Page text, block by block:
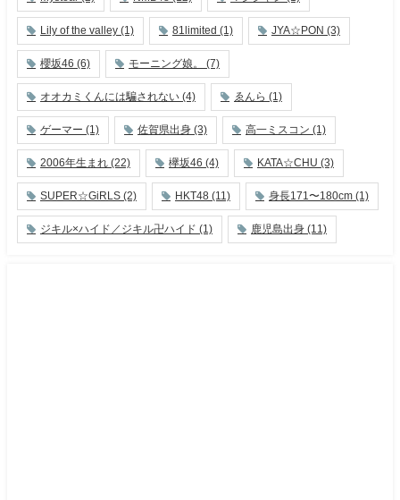
Lily of the valley (1) 81limited (1) JYA☆PON (3)
櫻坂46 (6) モーニング娘。 (7)
オオカミくんには騙されない (4) ゑんら (1)
ゲーマー (1) 佐賀県出身 (3) 高一ミスコン (1)
2006年生まれ (22) 欅坂46 (4) KATA☆CHU (3)
SUPER☆GiRLS (2) HKT48 (11) 身長171〜180cm (1)
ジキル×ハイド／ジキル卍ハイド (1) 鹿児島出身 (11)